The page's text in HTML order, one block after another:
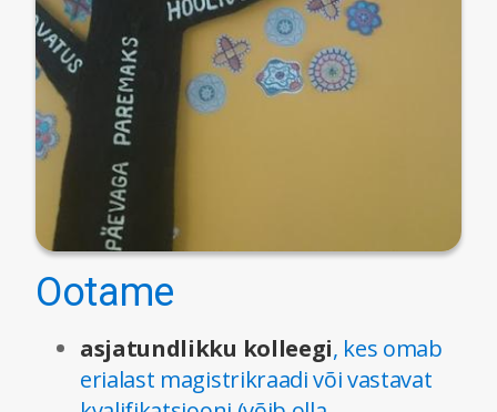
Ootame
asjatundlikku kolleegi, kes omab
erialast magistrikraadi või vastavat